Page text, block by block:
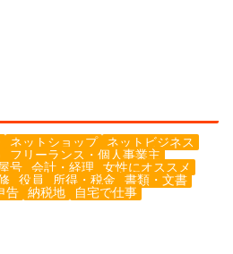
ネットショップ
ネットビジネス
フリーランス・個人事業主
号 会計・経理
女性にオススメ
役員 所得・税金
書類・文書
告 納税地
自宅で仕事